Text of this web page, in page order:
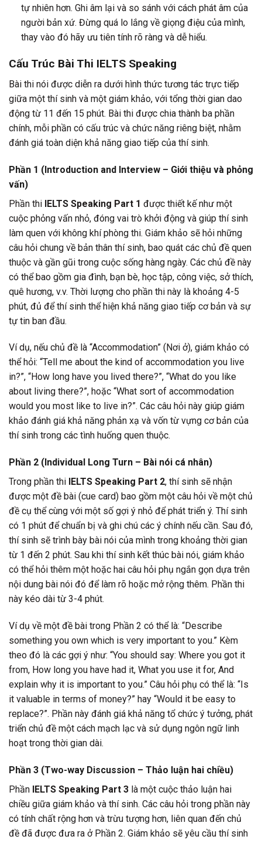
tự nhiên hơn. Ghi âm lại và so sánh với cách phát âm của
người bản xứ. Đừng quá lo lắng về giọng điệu của mình,
thay vào đó hãy ưu tiên tính rõ ràng và dễ hiểu.
Cấu Trúc Bài Thi IELTS Speaking
Bài thi nói được diễn ra dưới hình thức tương tác trực tiếp
giữa một thí sinh và một giám khảo, với tổng thời gian dao
động từ 11 đến 15 phút. Bài thi được chia thành ba phần
chính, mỗi phần có cấu trúc và chức năng riêng biệt, nhằm
đánh giá toàn diện khả năng giao tiếp của thí sinh.
Phần 1 (Introduction and Interview – Giới thiệu và phỏng
vấn)
Phần thi IELTS Speaking Part 1 được thiết kế như một
cuộc phỏng vấn nhỏ, đóng vai trò khởi động và giúp thí sinh
làm quen với không khí phòng thi. Giám khảo sẽ hỏi những
câu hỏi chung về bản thân thí sinh, bao quát các chủ đề quen
thuộc và gần gũi trong cuộc sống hàng ngày. Các chủ đề này
có thể bao gồm gia đình, bạn bè, học tập, công việc, sở thích,
quê hương, v.v. Thời lượng cho phần thi này là khoảng 4-5
phút, đủ để thí sinh thể hiện khả năng giao tiếp cơ bản và sự
tự tin ban đầu.
Ví dụ, nếu chủ đề là “Accommodation” (Nơi ở), giám khảo có
thể hỏi: “Tell me about the kind of accommodation you live
in?”, “How long have you lived there?”, “What do you like
about living there?”, hoặc “What sort of accommodation
would you most like to live in?”. Các câu hỏi này giúp giám
khảo đánh giá khả năng phản xạ và vốn từ vựng cơ bản của
thí sinh trong các tình huống quen thuộc.
Phần 2 (Individual Long Turn – Bài nói cá nhân)
Trong phần thi IELTS Speaking Part 2, thí sinh sẽ nhận
được một đề bài (cue card) bao gồm một câu hỏi về một chủ
đề cụ thể cùng với một số gợi ý nhỏ để phát triển ý. Thí sinh
có 1 phút để chuẩn bị và ghi chú các ý chính nếu cần. Sau đó,
thí sinh sẽ trình bày bài nói của mình trong khoảng thời gian
từ 1 đến 2 phút. Sau khi thí sinh kết thúc bài nói, giám khảo
có thể hỏi thêm một hoặc hai câu hỏi phụ ngắn gọn dựa trên
nội dung bài nói đó để làm rõ hoặc mở rộng thêm. Phần thi
này kéo dài từ 3-4 phút.
Ví dụ về một đề bài trong Phần 2 có thể là: “Describe
something you own which is very important to you.” Kèm
theo đó là các gợi ý như: “You should say: Where you got it
from, How long you have had it, What you use it for, And
explain why it is important to you.” Câu hỏi phụ có thể là: “Is
it valuable in terms of money?” hay “Would it be easy to
replace?”. Phần này đánh giá khả năng tổ chức ý tưởng, phát
triển chủ đề một cách mạch lạc và sử dụng ngôn ngữ linh
hoạt trong thời gian dài.
Phần 3 (Two-way Discussion – Thảo luận hai chiều)
Phần IELTS Speaking Part 3 là một cuộc thảo luận hai
chiều giữa giám khảo và thí sinh. Các câu hỏi trong phần này
có tính chất rộng hơn và trừu tượng hơn, liên quan đến chủ
đề đã được đưa ra ở Phần 2. Giám khảo sẽ yêu cầu thí sinh